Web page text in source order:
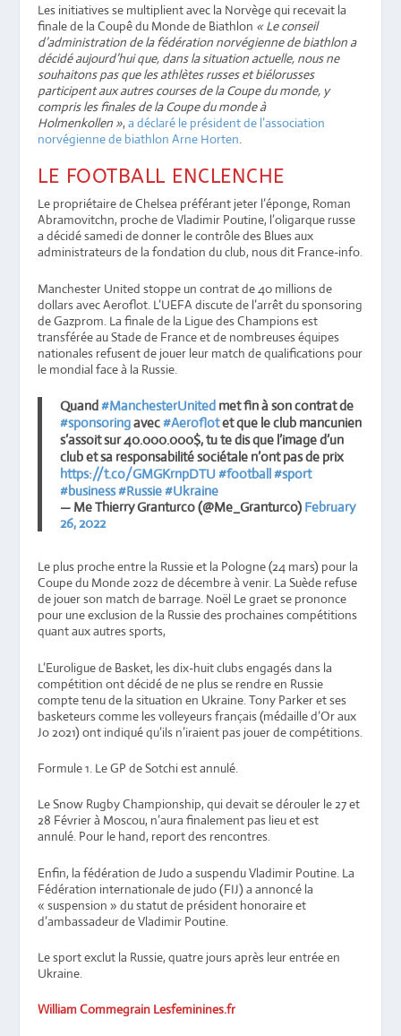
Les initiatives se multiplient avec la Norvège qui recevait la
finale de la Coupê du Monde de Biathlon « Le conseil
d’administration de la fédération norvégienne de biathlon a
décidé aujourd’hui que, dans la situation actuelle, nous ne
souhaitons pas que les athlètes russes et biélorusses
participent aux autres courses de la Coupe du monde, y
compris les finales de la Coupe du monde à
Holmenkollen »,a déclaré le président de l’association
norvégienne de biathlon Arne Horten.
LE FOOTBALL ENCLENCHE
Le propriétaire de Chelsea préférant jeter l’éponge, Roman
Abramovitchn, proche de Vladimir Poutine, l’oligarque russe
a décidé samedi de donner le contrôle des Blues aux
administrateurs de la fondation du club, nous dit France-info.
Manchester United stoppe un contrat de 40 millions de
dollars avec Aeroflot. L’UEFA discute de l’arrêt du sponsoring
de Gazprom. La finale de la Ligue des Champions est
transférée au Stade de France et de nombreuses équipes
nationales refusent de jouer leur match de qualifications pour
le mondial face à la Russie.
Quand#ManchesterUnited met fin à son contrat de
#sponsoringavec#Aeroflotet que le club mancunien
s’assoit sur 40.000.000$, tu te dis que l’image d’un
club et sa responsabilité sociétale n’ont pas de prix
https://t.co/GMGKrnpDTU #football#sport
#business#Russie#Ukraine
— Me Thierry Granturco (@Me_Granturco) February
26, 2022
Le plus proche entre la Russie et la Pologne (24 mars) pour la
Coupe du Monde 2022 de décembre à venir. La Suède refuse
de jouer son match de barrage. Noël Le graet se prononce
pour une exclusion de la Russie des prochaines compétitions
quant aux autres sports,
L’Euroligue de Basket, les dix-huit clubs engagés dans la
compétition ont décidé de ne plus se rendre en Russie
compte tenu de la situation en Ukraine. Tony Parker et ses
basketeurs comme les volleyeurs français (médaille d’Or aux
Jo 2021) ont indiqué qu’ils n’iraient pas jouer de compétitions.
Formule 1. Le GP de Sotchi est annulé.
Le Snow Rugby Championship, qui devait se dérouler le 27 et
28 Février à Moscou, n’aura finalement pas lieu et est
annulé. Pour le hand, report des rencontres.
Enfin, la fédération de Judo a suspendu Vladimir Poutine. La
Fédération internationale de judo (FIJ) a annoncé la
« suspension » du statut de président honoraire et
d’ambassadeur de Vladimir Poutine.
Le sport exclut la Russie, quatre jours après leur entrée en
Ukraine.
William Commegrain Lesfeminines.fr